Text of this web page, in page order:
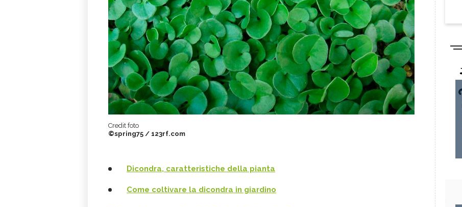
Credit foto
©spring75 / 123rf.com
Dicondra, caratteristiche della pianta
Come coltivare la dicondra in giardino